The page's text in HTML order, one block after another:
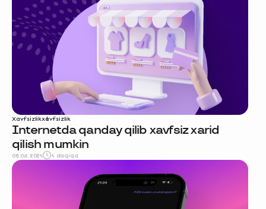
Xavfsizlikxavfsizlik
Internetda qanday qilib xavfsiz xarid
qilish mumkin
08.06.2024 4 daqiqa